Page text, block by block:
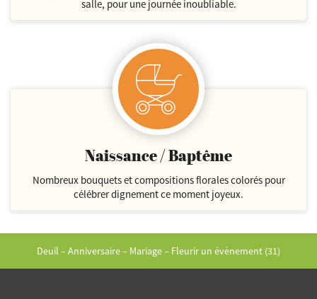
salle, pour une journée inoubliable.
Naissance / Baptême
Nombreux bouquets et compositions florales colorés pour
célébrer dignement ce moment joyeux.
Deuil – Anniversaire – Mariage – Fleurir un évènement (31)